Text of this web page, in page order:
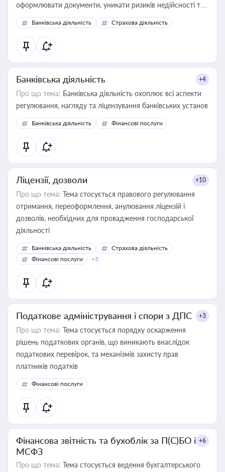
оформлювати документи, уникати ризиків недійсності та
забезпечувати їх належне прийняття органами влади та
контрагентами
Банківська діяльність Страхова діяльність
Банківська діяльність +4
Про що тема: Банківська діяльність охоплює всі аспекти
регулювання, нагляду та ліцензування банківських установ
Банківська діяльність Фінансові послуги
Ліцензії, дозволи +10
Про що тема: Тема стосується правового регулювання
отримання, переоформлення, анулювання ліцензій і
дозволів, необхідних для провадження господарської
діяльності
Банківська діяльність
Страхова діяльність
Фінансові послуги
+5
Податкове адміністрування і спори з ДПС +3
Про що тема: Тема стосується порядку оскарження
рішень податкових органів, що виникають внаслідок
податкових перевірок, та механізмів захисту прав
платників податків
Фінансові послуги
Фінансова звітність та бухоблік за П(С)БО і
МСФЗ
+6
Про що тема: Тема стосується ведення бухгалтерського